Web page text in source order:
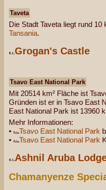
Taveta
Die Stadt Taveta liegt rund
Tansania.
Grogan's Castle
Tsavo East National Park
Mit 20514 km² Fläche ist
Gründen ist er in Tsavo East
East National Park ist 13960
Mehr Informationen:
•
Tsavo East National Park
•
Tsavo East National Park
Ashnil Aruba
Chamanyenze